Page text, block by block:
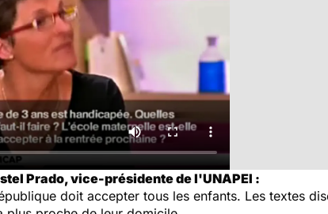
Prado, vice-présidente de l'UNAPEI :
doit accepter tous les enfants. Les textes